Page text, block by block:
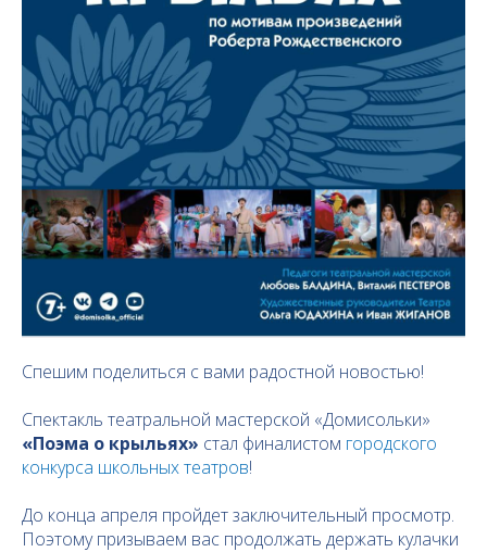
Спешим поделиться с вами радостной новостью!
Спектакль театральной мастерской «Домисольки»
«Поэма о крыльях» стал финалистом городского
конкурса школьных театров!
До конца апреля пройдет заключительный просмотр.
Поэтому призываем вас продолжать держать кулачки